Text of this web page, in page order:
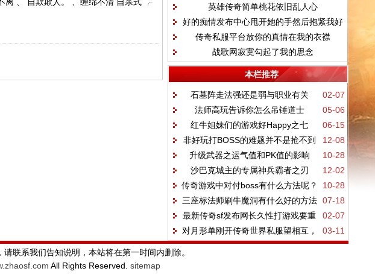
英雄传奇简单桃花依旧乱人心
好的痴情发布中心甩开她的手然后抱紧我好
吗
传奇私服平台放你的真情在我的衣襟
战歌网寂寞勾起了我的思念
本栏推荐
02-07
石墓阵走法强还是弱与职业有关
05-06
法师高玩告诉你怎么吊锤道士
06-15
红牛姐妹们的游戏好Happy之七
&amp;趣事一箩筐
12-08
非好玩打BOSS的难题并不是抢不到
BOSS而是这三件事
10-28
升级武器之运气值和PK值的影响
12-02
沙巴克城主的专属神兵霸者之刃
10-28
传奇游戏中对付boss有什么方法呢？
07-18
三座标法师刷牛魔洞有什么好的方法
呢
02-07
最新传奇sf发布网长久性打游戏要重
视岗位
03-11
对月形单刚开传奇世界私服望相互，
联系我们告知说明，本站将在第一时间内删除。
All Rights Reserved. sitemap